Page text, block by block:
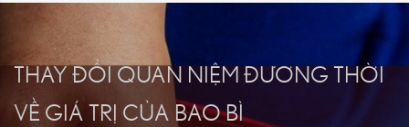
THAY ĐỔI QUAN NIỆM ĐƯƠNG THỜI
VỀ GIÁ TRỊ CỦA BAO BÌ